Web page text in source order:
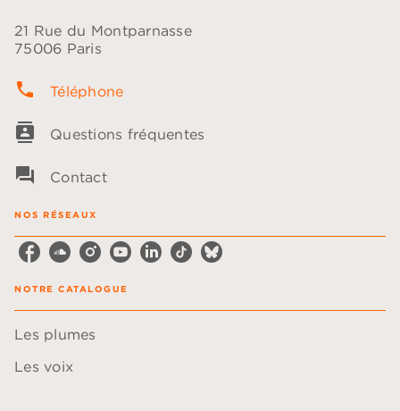
21 Rue du Montparnasse
75006 Paris
phone Téléphone
contacts Questions fréquentes
question_answer Contact
NOS RÉSEAUX
NOTRE CATALOGUE
Les plumes
Les voix